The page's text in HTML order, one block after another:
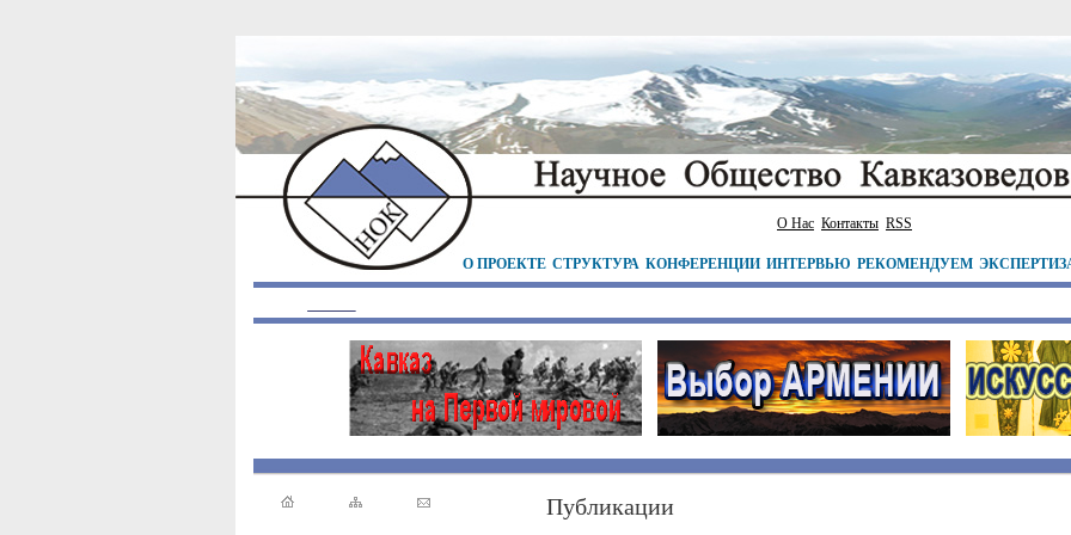
О Нас Контакты RSS
О ПРОЕКТЕ СТРУКТУРА КОНФЕРЕНЦИИ ИНТЕРВЬЮ РЕКОМЕНДУЕМ
Публикации